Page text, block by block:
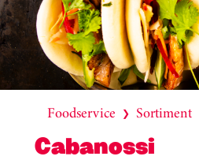
Foodservice ❯ Sortiment
Cabanossi